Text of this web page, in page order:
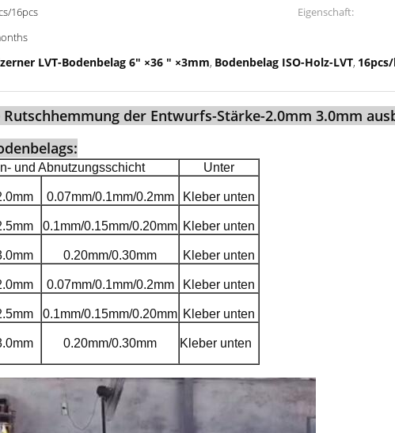
16pcs Eigenschaft:
LVT-Bodenbelag 6" ×36 " ×3mm, Bodenbelag ISO-Holz-LVT,
der Entwurfs-Stärke-2.0mm 3.0mm
und Abnutzungsschicht Unter
0.07mm/0.1mm/0.2mm Kleber unten
0.1mm/0.15mm/0.20mm Kleber unten
0.20mm/0.30mm Kleber unten
0.07mm/0.1mm/0.2mm Kleber unten
0.1mm/0.15mm/0.20mm Kleber unten
0.20mm/0.30mm Kleber unten